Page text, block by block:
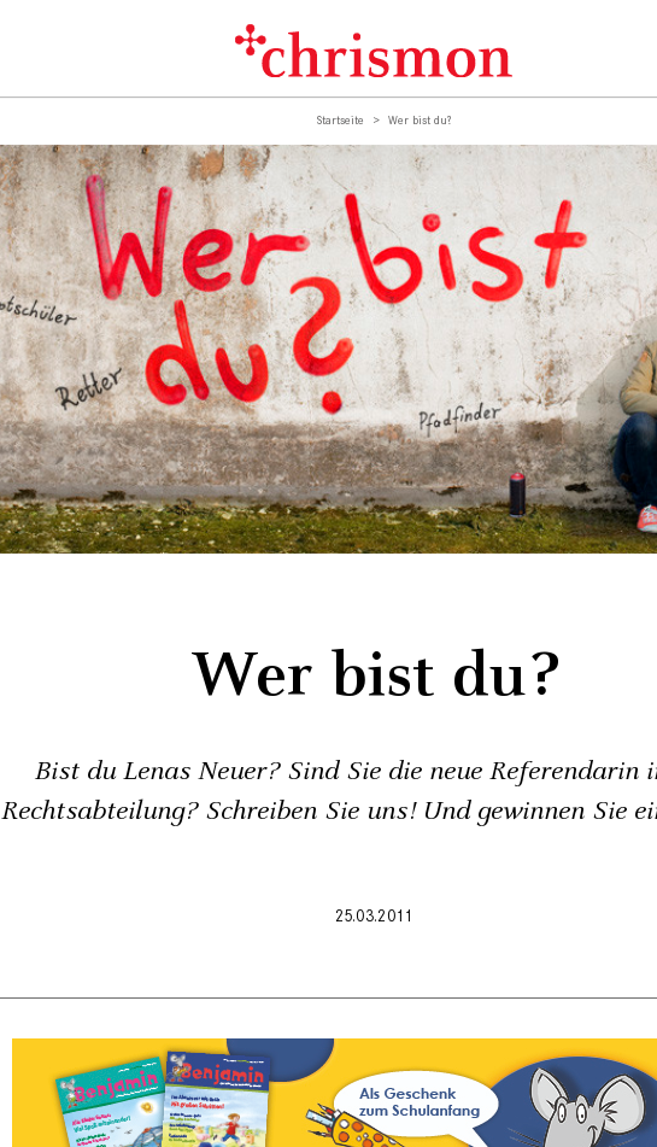
Startseite Wer bist du?
Wer bist du?
Bist du Lenas Neuer? Sind Sie die neue Referendarin
Rechtsabteilung? Schreiben Sie uns! Und gewinnen Sie
25.03.2011